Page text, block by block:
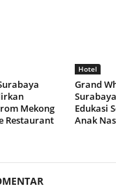
Mekong
Restaurant
Hotel
Grand
Edukasi
Anak